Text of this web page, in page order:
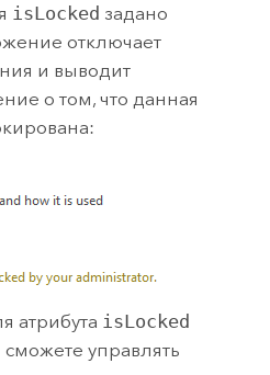
isLocked задано
отключает
и выводит
о том, что данная
атрибута isLocked
сможете управлять